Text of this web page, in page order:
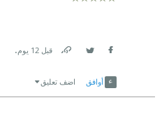
قبل 12 يوم .
أوافق اضف تعليق